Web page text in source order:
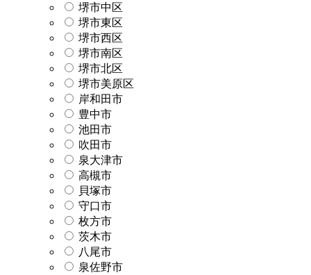
堺市中区
堺市東区
堺市西区
堺市南区
堺市北区
堺市美原区
岸和田市
豊中市
池田市
吹田市
泉大津市
高槻市
貝塚市
守口市
枚方市
茨木市
八尾市
泉佐野市